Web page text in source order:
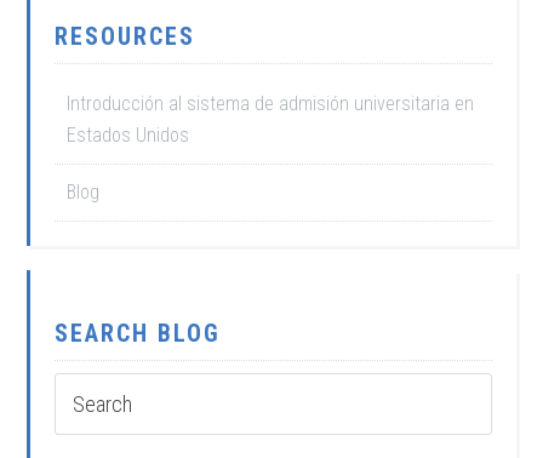
RESOURCES
Introducción al sistema de admisión universitaria en
Estados Unidos
Blog
SEARCH BLOG